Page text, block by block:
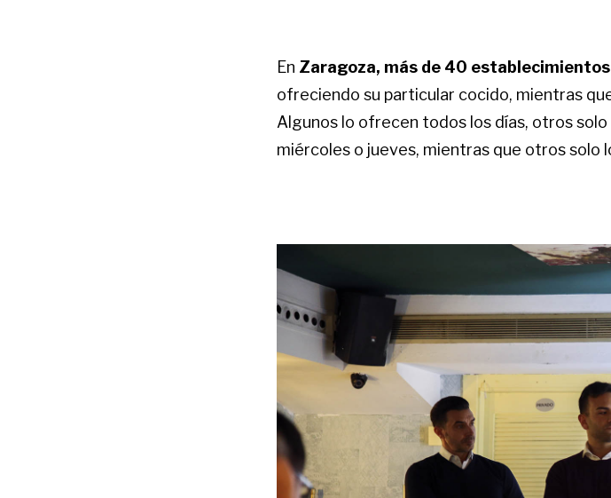
En Zaragoza, más de 40
ofreciendo su particular cocido, mientras
Algunos lo ofrecen todos los días, otros solo
miércoles o jueves, mientras que otros solo